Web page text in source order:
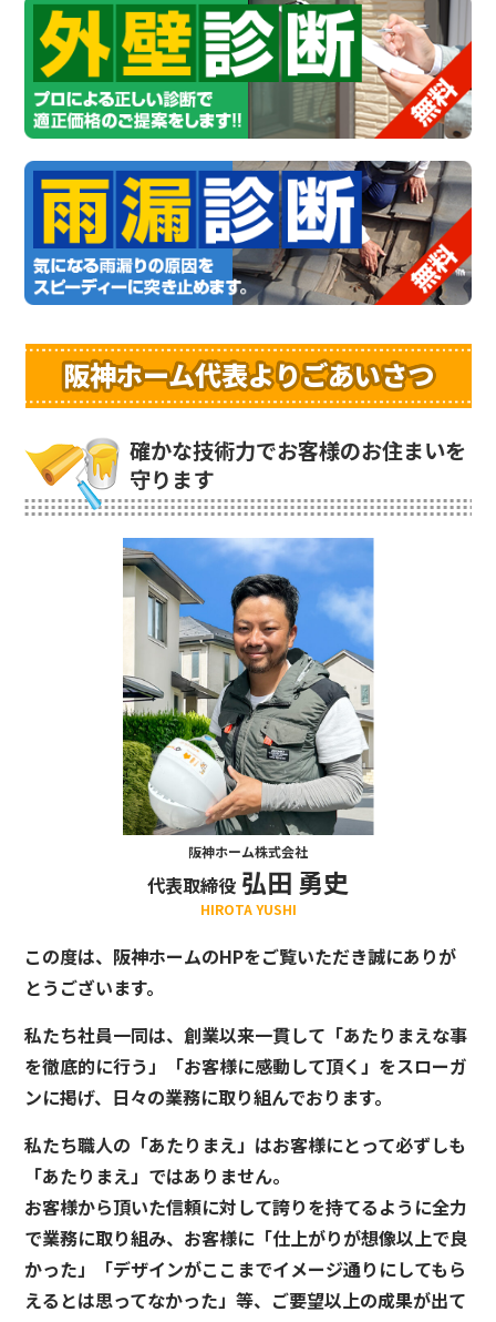
阪神ホーム代表よりごあいさつ
確かな技術力でお客様のお住まいを
守ります
阪神ホーム株式会社
代表取締役 弘田 勇史
HIROTA YUSHI
この度は、阪神ホームのHPをご覧いただき誠にありが
とうございます。
私たち社員一同は、創業以来一貫して「あたりまえな事
を徹底的に行う」「お客様に感動して頂く」をスローガ
ンに掲げ、日々の業務に取り組んでおります。
私たち職人の「あたりまえ」はお客様にとって必ずしも
「あたりまえ」ではありません。
お客様から頂いた信頼に対して誇りを持てるように全力
で業務に取り組み、お客様に「仕上がりが想像以上で良
かった」「デザインがここまでイメージ通りにしてもら
えるとは思ってなかった」等、ご要望以上の成果が出て